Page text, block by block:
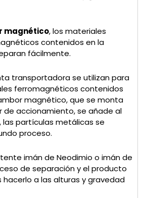
magnético, los materiales
contenidos en la
fácilmente.
transportadora se utilizan para
ferromagnéticos contenidos
magnético, que se monta
de accionamiento, se añade al
las partículas metálicas se
proceso.
imán de Neodimio o imán de
de separación y el producto
hacerlo a las alturas y gravedad